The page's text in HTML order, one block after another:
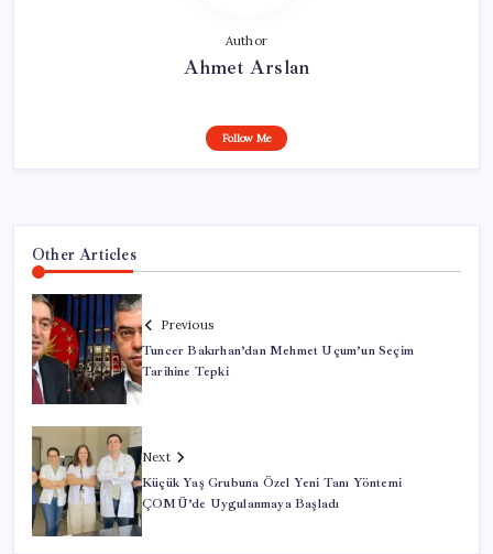
Author
Ahmet Arslan
Follow Me
Other Articles
Previous
Tuncer Bakırhan’dan Mehmet Uçum’un Seçim
Tarihine Tepki
Next
Küçük Yaş Grubuna Özel Yeni Tanı Yöntemi
ÇOMÜ’de Uygulanmaya Başladı